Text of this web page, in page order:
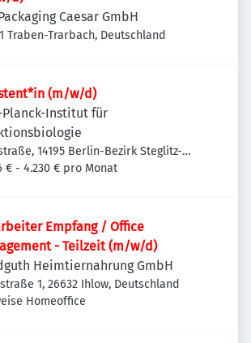
Caesar GmbH
Traben-Trarbach, Deutschland
(m/w/d)
Planck-Institut für
14195 Berlin-Bezirk Steglitz-
Deutschland
€ - 4.230 € pro Monat
Empfang / Office
- Teilzeit (m/w/d)
Heimtiernahrung GmbH
1, 26632 Ihlow, Deutschland
Homeoffice